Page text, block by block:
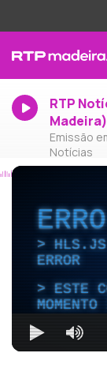
RTP
Madeira)
Emissão
Notícias
ERROR
ESTE